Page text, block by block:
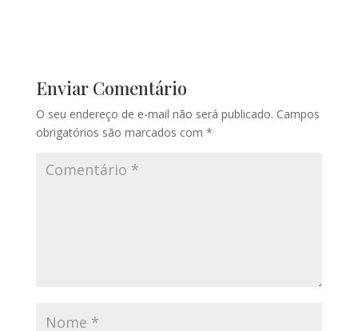
Enviar Comentário
O seu endereço de e-mail não será publicado. Campos
obrigatórios são marcados com *